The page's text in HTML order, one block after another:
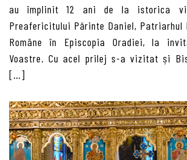
au împlinit 12 ani de la istorica
Preafericitului Părinte Daniel, Patriarhul
Române în Episcopia Oradiei, la
Voastre. Cu acel prilej s-a vizitat și
[…]